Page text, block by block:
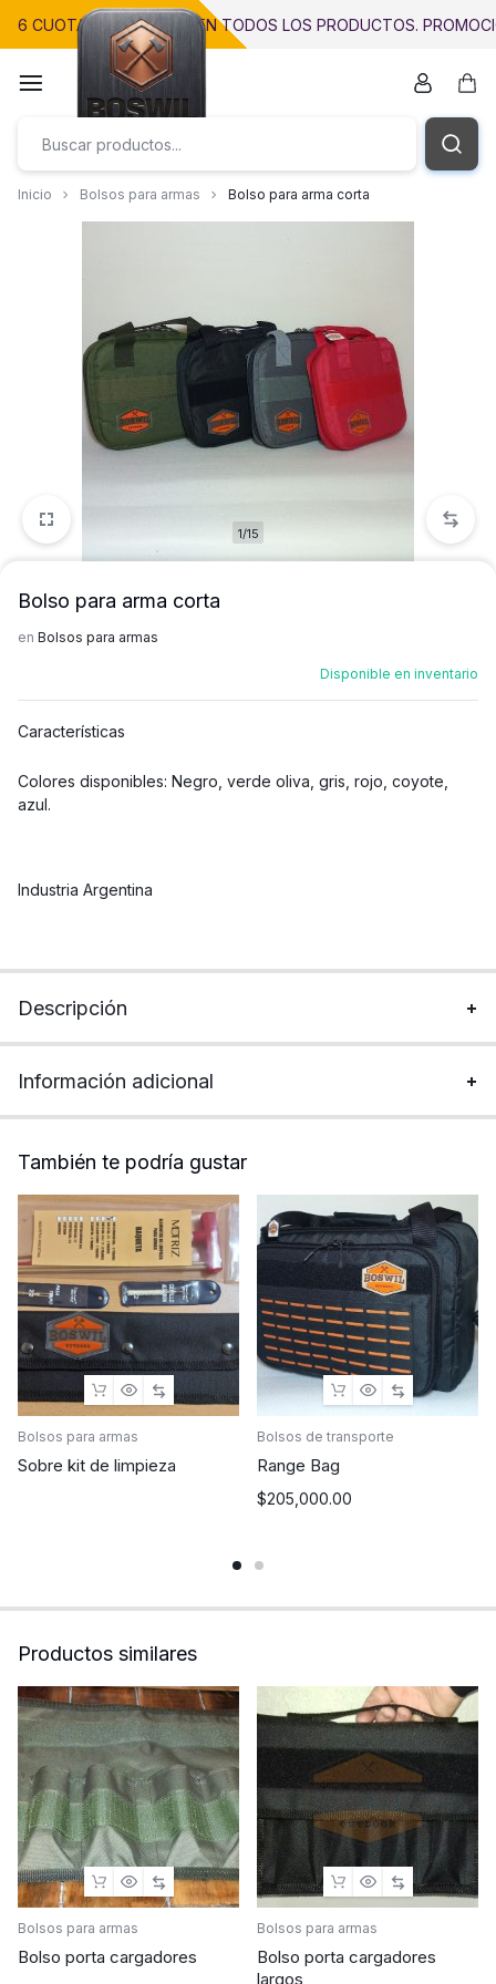
6 CUOTAS SIN INTERÉS EN TODOS LOS PRODUCTOS.
Precisión.
Inicio Bolsos para armas Bolso para arma corta
1/15
Bolso para arma corta
en Bolsos para armas
Disponible en inventario
Características
Colores disponibles: Negro, verde oliva, gris, rojo, coyote,
azul.
Industria Argentina
Descripción
Información adicional
También te podría gustar
Bolsos para armas
Sobre kit de limpieza
Bolsos de transporte
Range Bag
$205,000.00
Productos similares
Bolsos para armas
Bolso porta cargadores
Bolsos para armas
Bolso porta cargadores
largos